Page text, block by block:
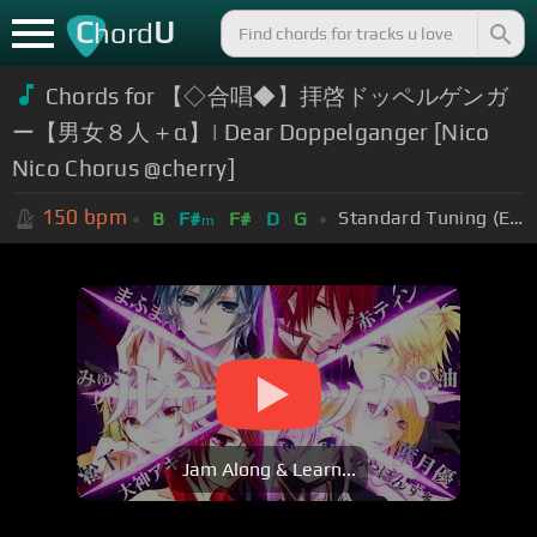
ChordU
Chords for 【◇合唱◆】拝啓ドッペルゲンガ
ー【男女８人＋α】| Dear Doppelganger [Nico
Nico Chorus @cherry]
150 bpm B F#m F# D G Standard Tuning (EADGBE)
Jam Along & Learn...